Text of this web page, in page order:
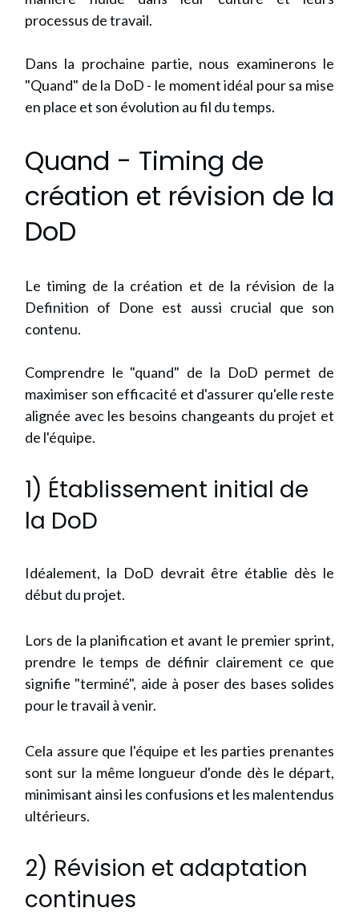
processus de travail.
Dans la prochaine partie, nous examinerons le
"Quand" de la DoD - le moment idéal pour sa mise
en place et son évolution au fil du temps.
Quand - Timing de
création et révision de la
DoD
Le timing de la création et de la révision de la
Definition of Done est aussi crucial que son
contenu.
Comprendre le "quand" de la DoD permet de
maximiser son efficacité et d'assurer qu'elle reste
alignée avec les besoins changeants du projet et
de l'équipe.
1) Établissement initial de
la DoD
Idéalement, la DoD devrait être établie dès le
début du projet.
Lors de la planification et avant le premier sprint,
prendre le temps de définir clairement ce que
signifie "terminé", aide à poser des bases solides
pour le travail à venir.
Cela assure que l'équipe et les parties prenantes
sont sur la même longueur d'onde dès le départ,
minimisant ainsi les confusions et les malentendus
ultérieurs.
2) Révision et adaptation
continues